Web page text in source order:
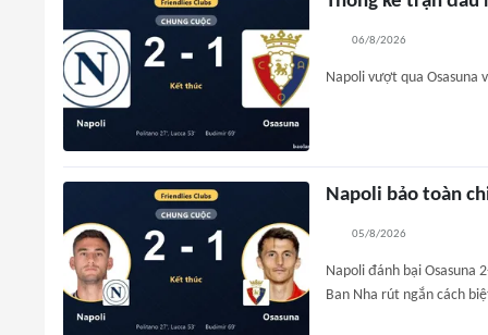
06/8/2026
Napoli vượt qua Osasuna
Napoli bảo toàn
05/8/2026
Napoli đánh bại Osasuna
Ban Nha rút ngắn cách